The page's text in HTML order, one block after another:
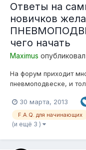
Ответы на
новичков
чего начать
Maximus
На форум приходит
пневмоподвеске, и
"ПНЕВМУ", но не знают
тему, задают одни и
Пневмоподвеско-
30 марта, 2013
F.A.Q. для начинающих
(и ещё 3 )